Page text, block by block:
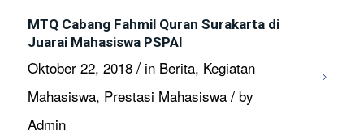
MTQ Cabang Fahmil Quran Surakarta di
Juarai Mahasiswa PSPAI
Oktober 22, 2018 / in Berita, Kegiatan
Mahasiswa, Prestasi Mahasiswa / by
Admin